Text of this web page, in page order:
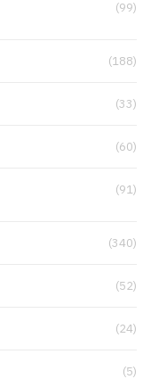
(99)
(188)
(33)
(60)
(91)
(340)
(52)
(24)
(5)